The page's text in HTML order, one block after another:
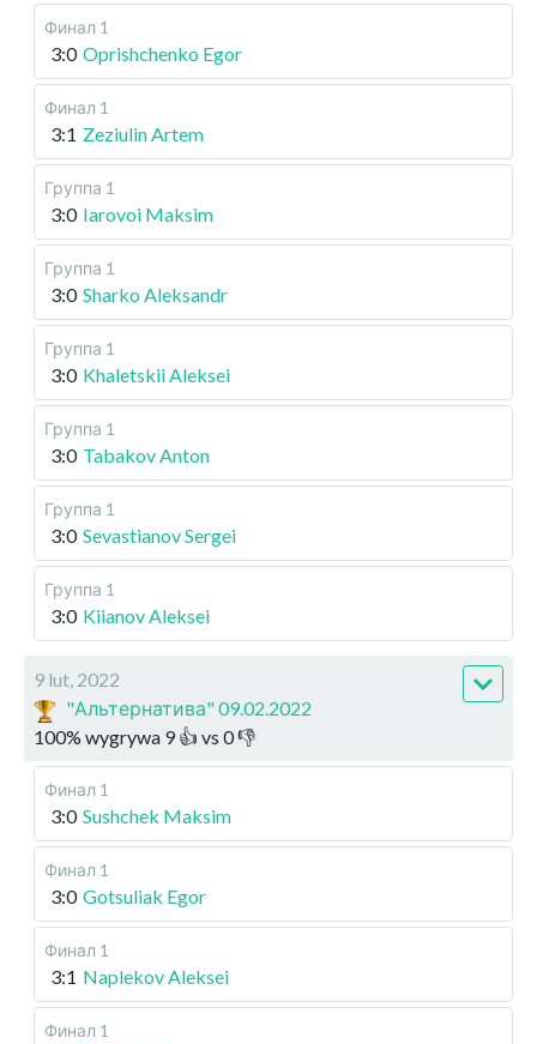
Финал 1
3:0 Oprishchenko Egor
Финал 1
3:1 Zeziulin Artem
Группа 1
3:0 Iarovoi Maksim
Группа 1
3:0 Sharko Aleksandr
Группа 1
3:0 Khaletskii Aleksei
Группа 1
3:0 Tabakov Anton
Группа 1
3:0 Sevastianov Sergei
Группа 1
3:0 Kiianov Aleksei
9 lut, 2022
"Альтернатива" 09.02.2022
100% wygrywa 9👍 vs 0👎
Финал 1
3:0 Sushchek Maksim
Финал 1
3:0 Gotsuliak Egor
Финал 1
3:1 Naplekov Aleksei
Финал 1